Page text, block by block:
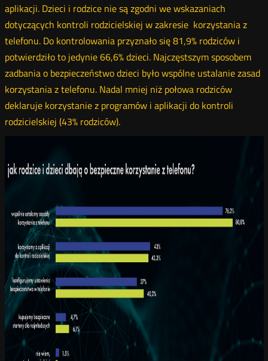
aplikacji. Dzieci i rodzice nie są zgodni we wskazaniach
dotyczących kontroli rodzicielskiej w zakresie korzystania z
telefonu. Do kontrolowania przyznało się 81,9% rodziców i
potwierdziło to jedynie 66,6% dzieci. Najczęstszym sposobem
zadbania o bezpieczeństwo dzieci było wspólne ustalanie zasad
korzystania z telefonu. Nadal mniej niż połowa rodziców
deklaruje korzystanie z programów i aplikacji do kontroli
rodzicielskiej (43% rodziców).